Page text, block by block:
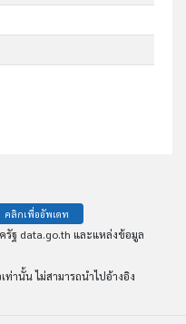
คลิกเพื่ออัพเดท
ฐ data.go.th และแหล่งข้อมูล
ท่านั้น ไม่สามารถนำไปอ้างอิง